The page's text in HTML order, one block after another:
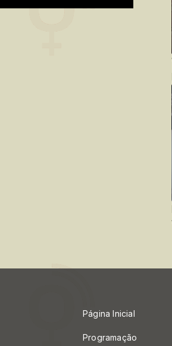
Página Inicial
Programação